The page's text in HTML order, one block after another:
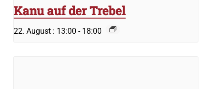
Kanu auf der Trebel
22. August : 13:00 - 18:00